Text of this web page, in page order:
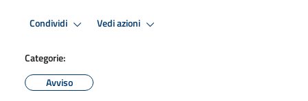
Condividi Vedi azioni
Categorie:
Avviso